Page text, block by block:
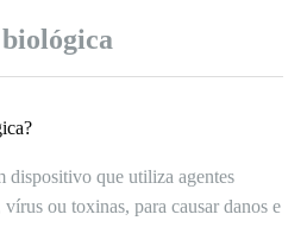
dispositivo que utiliza agentes
ou toxinas, para causar danos e